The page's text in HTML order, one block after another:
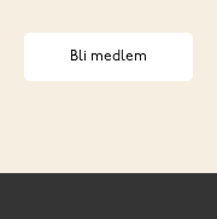
Bli medlem